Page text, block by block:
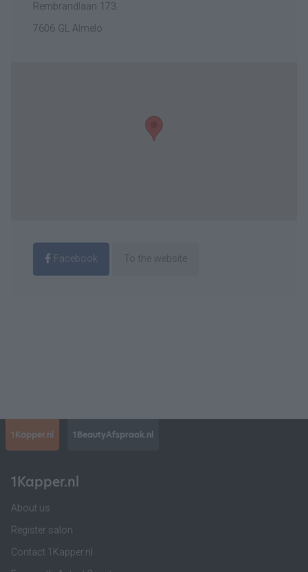
Rembrandlaan 173
7606 GL Almelo
Facebook To the website
1Kapper.nl 1BeautyAfspraak.nl
1Kapper.nl
About us
Register salon
Contact 1Kapper.nl